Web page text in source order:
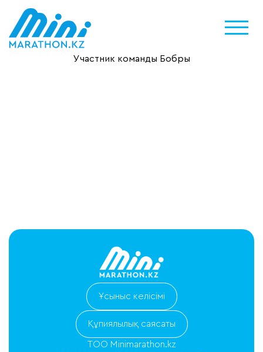
Участник команды Бобры
Ұсыныс келісімі
Құпиялылық саясаты
ТОО Minimarathon.kz